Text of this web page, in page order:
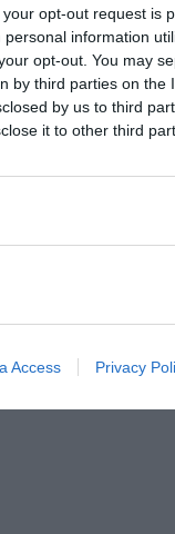
opt-out request is
information
opt-out. You may
third parties on the
by us to third
it to other third
Access Privacy